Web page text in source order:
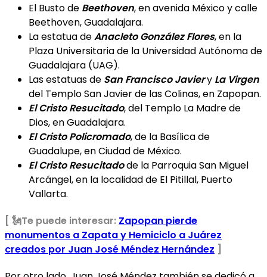
El Busto de Beethoven, en avenida México y calle
Beethoven, Guadalajara.
La estatua deAnacleto González Flores, en la
Plaza Universitaria de la Universidad Autónoma de
Guadalajara (UAG).
Las estatuas de San Francisco Javiery La Virgen
del Templo San Javier de las Colinas, en Zapopan.
El Cristo Resucitado, del Templo La Madre de
Dios, en Guadalajara.
El Cristo Policromado, de la Basílica de
Guadalupe, en Ciudad de México.
El Cristo Resucitadode la Parroquia San Miguel
Arcángel, en la localidad de El Pitillal, Puerto
Vallarta.
[ 🗽Te puede interesar: Zapopan pierde
monumentos a Zapata y Hemiciclo a Juárez
creados por Juan José Méndez Hernández ]